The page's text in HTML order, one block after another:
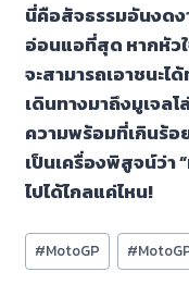
นี่คือสัจธรรมอันงด
อ่อนแอที่สุด หากหั
จะสามารถเอาชนะไ
เดินทางมาถึงมูเจล
ความพร้อมที่เกินร้อ
เป็นเครื่องพิสูจน์ว่า
ไปได้ไกลแค่ไหน!
Post
Tags:
#MotoGP #